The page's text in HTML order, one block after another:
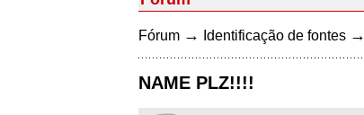
Fórum → Identificação de fontes →
NAME PLZ!!!!